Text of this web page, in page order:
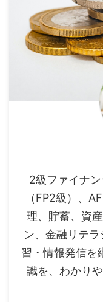
2級ファイナ
（FP2級）、
理、貯蓄、資
ン、金融リテ
習・情報発信を
識を、わかり